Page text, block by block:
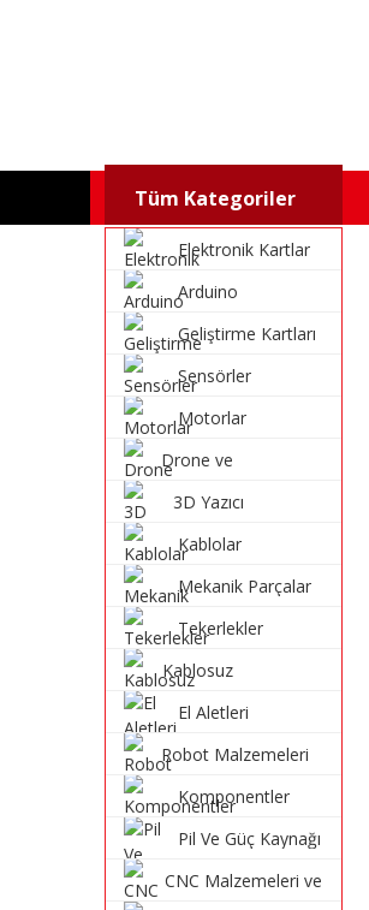
Tüm Kategoriler
Elektronik Kartlar
Arduino
Geliştirme Kartları
Sensörler
Motorlar
Drone ve
Malzemeleri
3D Yazıcı
Kablolar
Mekanik Parçalar
Tekerlekler
Kablosuz
Sistemleri
El Aletleri
Robot Malzemeleri
Komponentler
Pil Ve Güç Kaynağı
CNC Malzemeleri ve